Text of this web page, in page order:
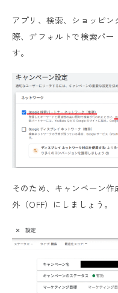
アプリ、検索、ショッピ
際、デフォルトで検索パ
す。
そのため、キャンペーン
外（OFF）にしましょう。